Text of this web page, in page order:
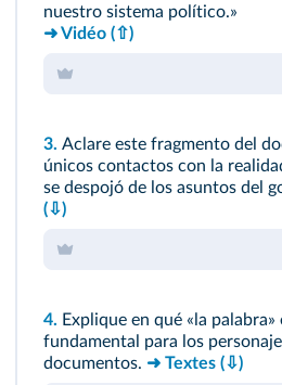
nuestro sistema político.»
➜ Vidéo (⇧)
3. Aclare este fragmento del
únicos contactos con la
se despojó de los asuntos del
(⇩)
4. Explique en qué «la
fundamental para los
documentos. ➜ Textes (⇩)